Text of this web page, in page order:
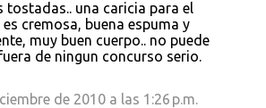
tostadas.. una caricia para el
cremosa, buena espuma y
muy buen cuerpo.. no puede
de ningun concurso serio.
de 2010 a las 1:26 p.m.